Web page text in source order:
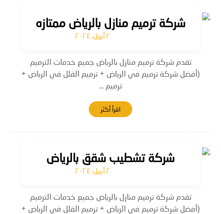
شركة ترميم منازل بالرياض ممتازه
٢ أبريل، ٢٠٢٤
تقدم شركة ترميم منازل بالرياض جميع خدمات الترميم
(أفضل شركة ترميم في الرياض + ترميم الفلل في الرياض +
ترميم ...
اقرأ أكثر
شركة تشطيب شقق بالرياض
٢ أبريل، ٢٠٢٤
تقدم شركة ترميم منازل بالرياض جميع خدمات الترميم
(أفضل شركة ترميم في الرياض + ترميم الفلل في الرياض +